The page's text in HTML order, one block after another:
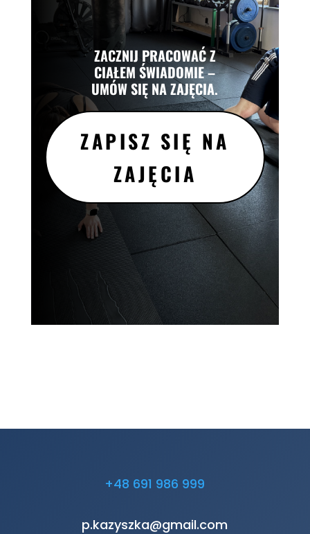
ZACZNIJ PRACOWAĆ Z
CIAŁEM ŚWIADOMIE –
UMÓW SIĘ NA ZAJĘCIA.
ZAPISZ SIĘ NA
ZAJĘCIA
+48 691 986 999
p.kazyszka@gmail.com